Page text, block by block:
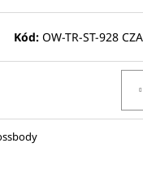
Kód: OW-TR-ST-928